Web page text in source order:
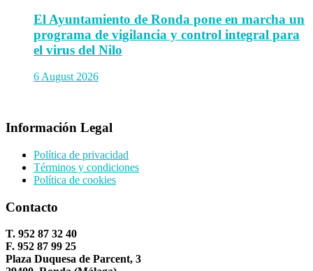
El Ayuntamiento de Ronda pone en marcha un
programa de vigilancia y control integral para
el virus del Nilo
6 August 2026
Información Legal
Política de privacidad
Términos y condiciones
Política de cookies
Contacto
T. 952 87 32 40
F. 952 87 99 25
Plaza Duquesa de Parcent, 3